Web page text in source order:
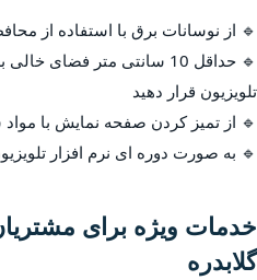
🔹 از نوسانات برق با استفاده از
🔹 حداقل 10 سانتی متر فضای
تلویزیون قرار دهید
🔹 از تمیز کردن صفحه نمایش با مواد
🔹 به صورت دوره ای نرم افزار
خدمات ویژه برای
گلابدره